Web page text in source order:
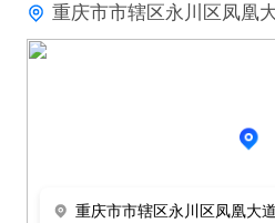
0元/月）+中夜班补贴（27元
0元/月）+技能补贴（0-600
0元/月）+技能补贴（0-600
重庆市市辖区永川区凤凰
重庆市市辖区永川区凤凰大